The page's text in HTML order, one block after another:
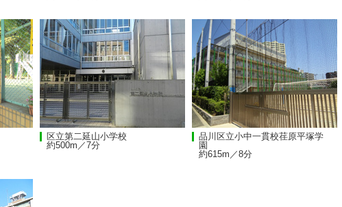
区立第二延山小学校
約500m／7分
品川区立小中一貫校荏原平塚学
園
約615m／8分